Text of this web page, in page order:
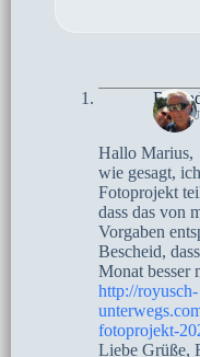
6.
Hallo Marius,
wie gesagt,
Fotoprojekt
dass das von
Vorgaben
Bescheid,
Monat besser
http://royusch-
fotoprojekt-
Liebe Grüße,